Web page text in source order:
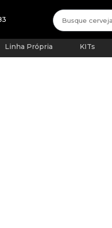
Linha Própria KITs